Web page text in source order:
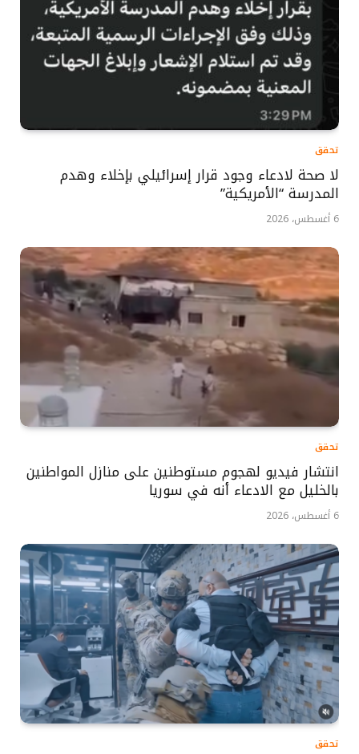
تحقق
لا صحة لادعاء وجود قرار إسرائيلي بإخلاء وهدم
المدرسة “الأمريكية”
6 أغسطس، 2026
تحقق
انتشار فيديو لهجوم مستوطنين على منازل المواطنين
بالخليل مع الادعاء أنه في سوريا
6 أغسطس، 2026
تحقق